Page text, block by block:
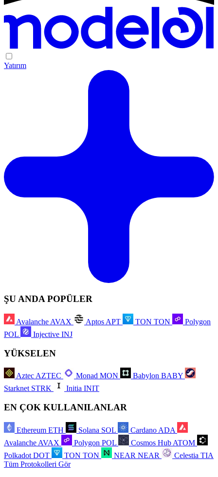
Yatırım
ŞU ANDA POPÜLER
Avalanche AVAX Aptos APT TON TON
Polygon
POL
Injective INJ
YÜKSELEN
AztecAZTEC Monad MON Babylon BABY
Starknet STRK Initia INIT
EN ÇOK KULLANILANLAR
Ethereum ETH Solana SOL Cardano ADA
Avalanche AVAX Polygon POL Cosmos Hub ATOM
Polkadot DOT TON TON NEAR NEAR Celestia TIA
Tüm Protokolleri Gör